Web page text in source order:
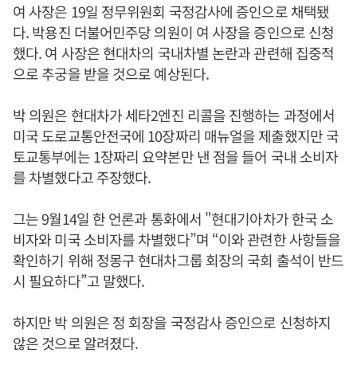
여 사장은 19일 정무위원회 국정감사에 증인으로 채택됐
다. 박용진 더불어민주당 의원이 여 사장을 증인으로 신청
했다. 여 사장은 현대차의 국내차별 논란과 관련해 집중적
으로 추궁을 받을 것으로 예상된다.
박 의원은 현대차가 세타2엔진 리콜을 진행하는 과정에서
미국 도로교통안전국에 10장짜리 매뉴얼을 제출했지만 국
토교통부에는 1장짜리 요약본만 낸 점을 들어 국내 소비자
를 차별했다고 주장했다.
그는 9월14일 한 언론과 통화에서 "현대기아차가 한국 소
비자와 미국 소비자를 차별했다”며 “이와 관련한 사항들을
확인하기 위해 정몽구 현대차그룹 회장의 국회 출석이 반드
시 필요하다”고 말했다.
하지만 박 의원은 정 회장을 국정감사 증인으로 신청하지
않은 것으로 알려졌다.